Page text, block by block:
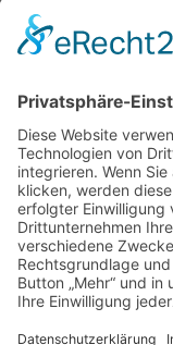
Mail:
Phone:
Links: